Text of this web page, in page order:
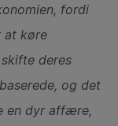
fordi
at køre
deres
og det
en dyr affære,